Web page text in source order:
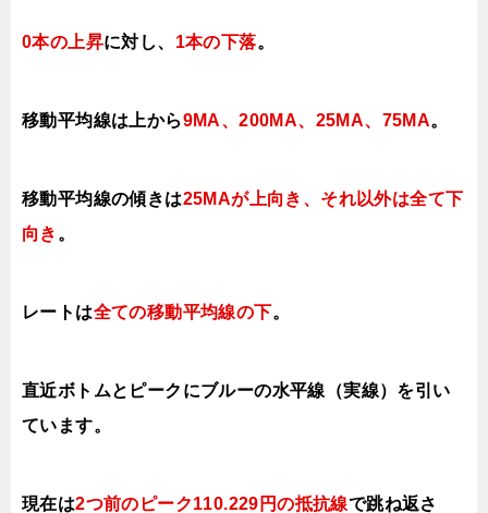
0本の上昇に対し、 1本の下落。
移動平均線は上から9MA、200MA、25MA、 75MA。
移動平均線の傾きは25MAが上向き、それ以外は全て下
向き 。
レートは全ての移動平均線の下。
直近ボトムとピークにブルーの水平線（実線）を引い
ています。
現在は2つ前のピーク110.229円の抵抗線で跳ね返さ